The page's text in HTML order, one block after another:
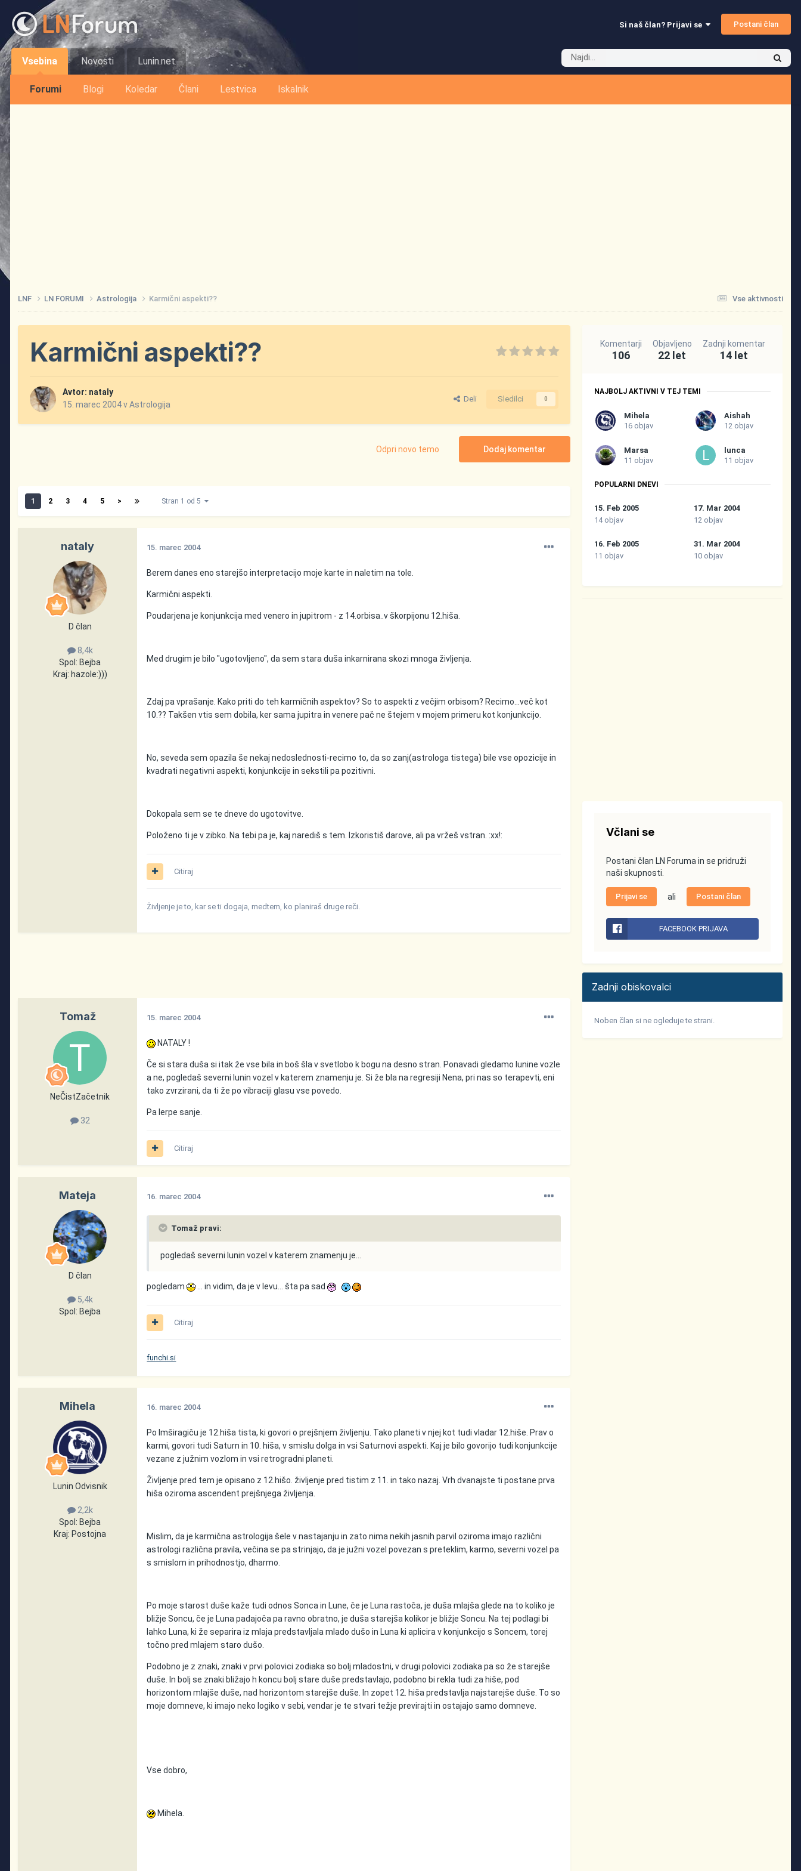
Si naš član? Prijavi se Postani član
Vsebina
Forumi Blogi Koledar Člani Lestvica Iskalnik
Novosti Lunin.net
Vse aktivnosti
LNF LN FORUMI Astrologija Karmični aspekti??
Karmični aspekti??
Avtor: nataly
15. marec 2004vAstrologija
Deli Sledilci 0
Dodaj komentar
Odpri novo temo
1 2 3 4 5 > Stran 1 od 5
nataly
D član
8,4k
Spol: Bejba
Kraj: hazole:)))
15. marec 2004
Berem danes eno starejšo interpretacijo moje karte in naletim na tole.
Karmični aspekti.
Poudarjena je konjunkcija med venero in jupitrom - z 14.orbisa..v škorpijonu 12.hiša.
Med drugim je bilo "ugotovljeno", da sem stara duša inkarnirana skozi mnoga življenja.
Zdaj pa vprašanje. Kako priti do teh karmičnih aspektov? So to aspekti z večjim orbisom? Recimo...več kot
10.?? Takšen vtis sem dobila, ker sama jupitra in venere pač ne štejem v mojem primeru kot konjunkcijo.
No, seveda sem opazila še nekaj nedoslednosti-recimo to, da so zanj(astrologa tistega) bile vse opozicije in
kvadrati negativni aspekti, konjunkcije in sekstili pa pozitivni.
Dokopala sem se te dneve do ugotovitve.
Položeno ti je v zibko. Na tebi pa je, kaj narediš s tem. Izkoristiš darove, ali pa vržeš vstran. :xx!:
Citiraj
Življenje je to, kar se ti dogaja, medtem, ko planiraš druge reči.
Tomaž
NeČistZačetnik
32
15. marec 2004
NATALY !
Če si stara duša si itak že vse bila in boš šla v svetlobo k bogu na desno stran. Ponavadi gledamo lunine vozle
a ne, pogledaš severni lunin vozel v katerem znamenju je. Si že bla na regresiji Nena, pri nas so terapevti, eni
tako zvrzirani, da ti že po vibraciji glasu vse povedo.
Pa lerpe sanje.
Citiraj
Mateja
D član
5,4k
Spol: Bejba
16. marec 2004
Tomaž pravi:
pogledaš severni lunin vozel v katerem znamenju je...
pogledam ... in vidim, da je v levu... šta pa sad
Citiraj
funchi.si
Mihela
Lunin Odvisnik
2,2k
Spol: Bejba
Kraj: Postojna
16. marec 2004
Po Imširagiču je 12.hiša tista, ki govori o prejšnjem življenju. Tako planeti v njej kot tudi vladar 12.hiše. Prav o
karmi, govori tudi Saturn in 10. hiša, v smislu dolga in vsi Saturnovi aspekti. Kaj je bilo govorijo tudi konjunkcije
vezane z južnim vozlom in vsi retrogradni planeti.
Življenje pred tem je opisano z 12.hišo. življenje pred tistim z 11. in tako nazaj. Vrh dvanajste ti postane prva
hiša oziroma ascendent prejšnjega življenja.
Mislim, da je karmična astrologija šele v nastajanju in zato nima nekih jasnih parvil oziroma imajo različni
astrologi različna pravila, večina se pa strinjajo, da je južni vozel povezan s preteklim, karmo, severni vozel pa
s smislom in prihodnostjo, dharmo.
Po moje starost duše kaže tudi odnos Sonca in Lune, če je Luna rastoča, je duša mlajša glede na to koliko je
bližje Soncu, če je Luna padajoča pa ravno obratno, je duša starejša kolikor je bližje Soncu. Na tej podlagi bi
lahko Luna, ki že separira iz mlaja predstavljala mlado dušo in Luna ki aplicira v konjunkcijo s Soncem, torej
točno pred mlajem staro dušo.
Podobno je z znaki, znaki v prvi polovici zodiaka so bolj mladostni, v drugi polovici zodiaka pa so že starejše
duše. In bolj se znaki bližajo h koncu bolj stare duše predstavlajo, podobno bi rekla tudi za hiše, pod
horizontom mlajše duše, nad horizontom starejše duše. In zopet 12. hiša predstavlja najstarejše duše. To so
moje domneve, ki imajo neko logiko v sebi, vendar je te stvari težje previrajti in ostajajo samo domneve.
Vse dobro,
Mihela.
Komentarji
106
Objavljeno
22 let
Zadnji komentar
14 let
NAJBOLJ AKTIVNI V TEJ TEMI
Mihela
16 objav
Aishah
12 objav
Marsa
11 objav
lunca
11 objav
POPULARNI DNEVI
15. Feb 2005
14 objav
17. Mar 2004
12 objav
16. Feb 2005
11 objav
31. Mar 2004
10 objav
Včlani se
Postani član LN Foruma in se pridruži
naši skupnosti.
Prijavi se ali Postani član
FACEBOOK PRIJAVA
Zadnji obiskovalci
Noben član si ne ogleduje te strani.